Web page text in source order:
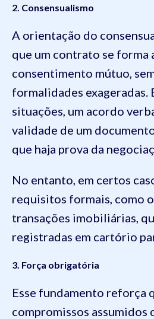
2. Consensualismo
A orientação do
que um contrato se forma
consentimento mútuo,
formalidades exageradas.
situações, um acordo
validade de um
que haja prova da
No entanto, em certos
requisitos formais, como
transações imobiliárias,
registradas em cartório
3. Força obrigatória
Esse fundamento reforça
compromissos assumidos